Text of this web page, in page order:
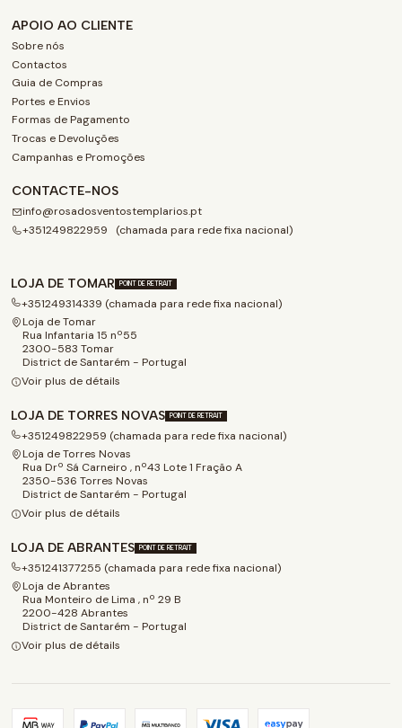
APOIO AO CLIENTE
Sobre nós
Contactos
Guia de Compras
Portes e Envios
Formas de Pagamento
Trocas e Devoluções
Campanhas e Promoções
CONTACTE-NOS
info@rosadosventostemplarios.pt
+351249822959 (chamada para rede fixa nacional)
LOJA DE TOMAR POINT DE RETRAIT
+351249314339 (chamada para rede fixa nacional)
Loja de Tomar
Rua Infantaria 15 nº55
2300-583 Tomar
District de Santarém - Portugal
Voir plus de détails
LOJA DE TORRES NOVAS POINT DE RETRAIT
+351249822959 (chamada para rede fixa nacional)
Loja de Torres Novas
Rua Drº Sá Carneiro , nº43 Lote 1 Fração A
2350-536 Torres Novas
District de Santarém - Portugal
Voir plus de détails
LOJA DE ABRANTES POINT DE RETRAIT
+351241377255 (chamada para rede fixa nacional)
Loja de Abrantes
Rua Monteiro de Lima , nº 29 B
2200-428 Abrantes
District de Santarém - Portugal
Voir plus de détails